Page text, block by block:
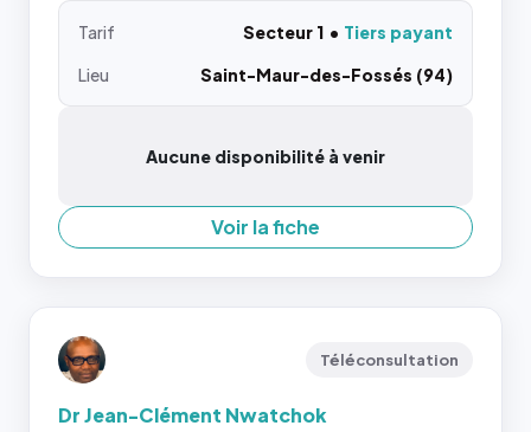
Tarif Secteur 1
Tiers payant
Lieu
Saint-Maur-des-Fossés (94)
Aucune disponibilité à venir
Voir la fiche
Téléconsultation
Dr Jean-Clément Nwatchok